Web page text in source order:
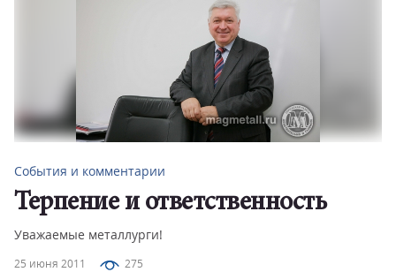
25 июня 2011 275
События и комментарии
Терпение и ответственность
Уважаемые металлурги!